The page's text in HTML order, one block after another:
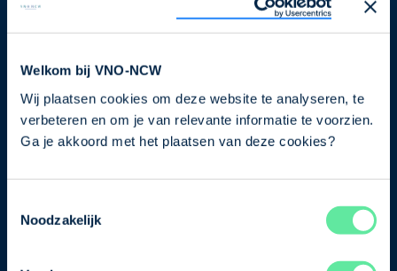
Welkom bij VNO-NCW
Wij plaatsen cookies om deze website te analyseren, te
verbeteren en om je van relevante informatie te voorzien.
Ga je akkoord met het plaatsen van deze cookies?
Noodzakelijk
Nieuwsbrief
je nu in voor de VNO-NCW nieuwsbrief.
Schrijf je in
Direct naar
Ons verhaal